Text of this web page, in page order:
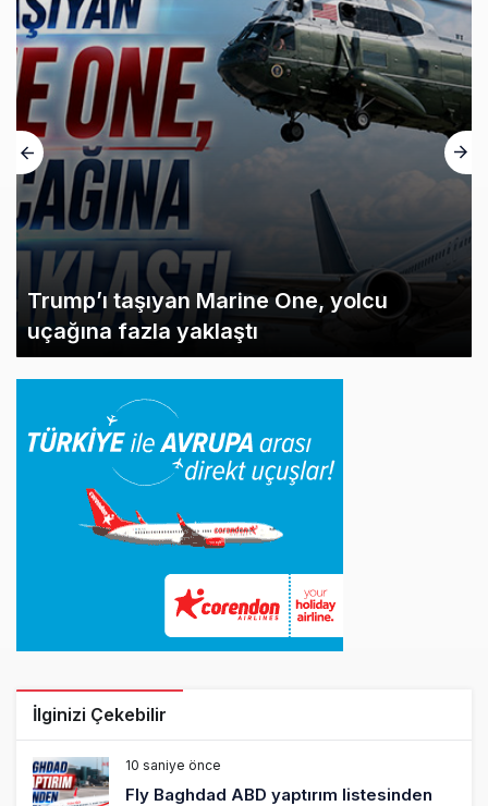
Trump’ı taşıyan Marine One, yolcu
uçağına fazla yaklaştı
İlginizi Çekebilir
10 saniye önce
Fly Baghdad ABD yaptırım listesinden